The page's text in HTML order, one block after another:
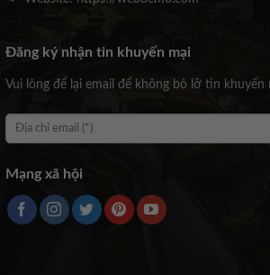
Đăng ký nhận tin khuyến mại
Vui lòng để lại email để không bỏ lỡ tin khuyến
Mạng xã hội